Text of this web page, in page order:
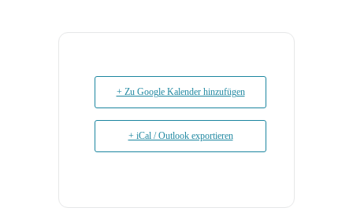
+ Zu Google Kalender hinzufügen
+ iCal / Outlook exportieren